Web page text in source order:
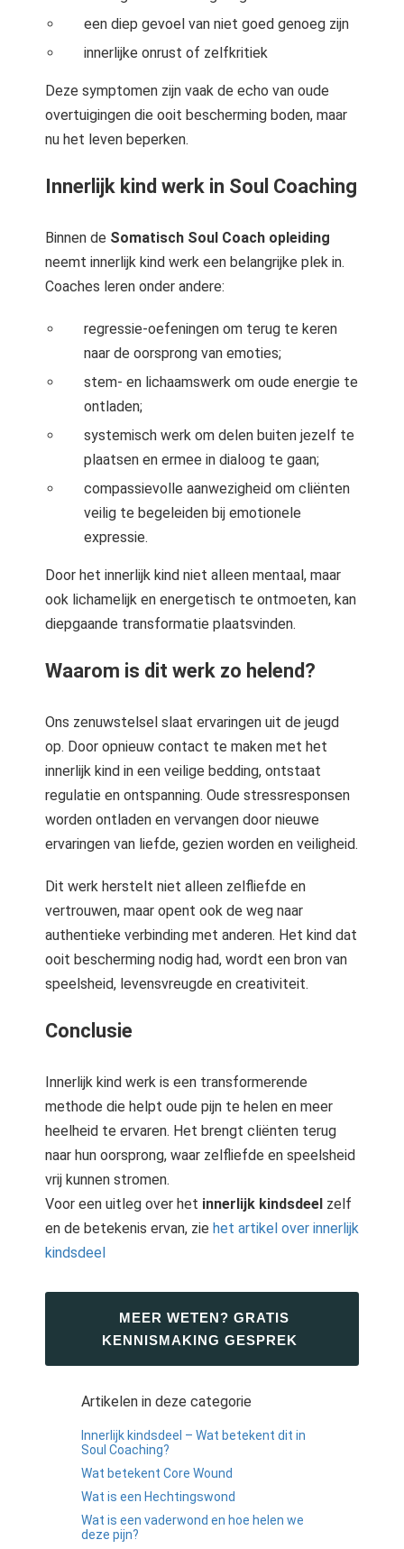
een diep gevoel van niet goed genoeg zijn
innerlijke onrust of zelfkritiek
Deze symptomen zijn vaak de echo van oude
overtuigingen die ooit bescherming boden, maar
nu het leven beperken.
Innerlijk kind werk in Soul Coaching
Binnen de Somatisch Soul Coach opleiding
neemt innerlijk kind werk een belangrijke plek in.
Coaches leren onder andere:
regressie-oefeningen om terug te keren
naar de oorsprong van emoties;
stem- en lichaamswerk om oude energie te
ontladen;
systemisch werk om delen buiten jezelf te
plaatsen en ermee in dialoog te gaan;
compassievolle aanwezigheid om cliënten
veilig te begeleiden bij emotionele
expressie.
Door het innerlijk kind niet alleen mentaal, maar
ook lichamelijk en energetisch te ontmoeten, kan
diepgaande transformatie plaatsvinden.
Waarom is dit werk zo helend?
Ons zenuwstelsel slaat ervaringen uit de jeugd
op. Door opnieuw contact te maken met het
innerlijk kind in een veilige bedding, ontstaat
regulatie en ontspanning. Oude stressresponsen
worden ontladen en vervangen door nieuwe
ervaringen van liefde, gezien worden en veiligheid.
Dit werk herstelt niet alleen zelfliefde en
vertrouwen, maar opent ook de weg naar
authentieke verbinding met anderen. Het kind dat
ooit bescherming nodig had, wordt een bron van
speelsheid, levensvreugde en creativiteit.
Conclusie
Innerlijk kind werk is een transformerende
methode die helpt oude pijn te helen en meer
heelheid te ervaren. Het brengt cliënten terug
naar hun oorsprong, waar zelfliefde en speelsheid
vrij kunnen stromen.
Voor een uitleg over het innerlijk kindsdeel zelf
en de betekenis ervan, zie het artikel over innerlijk
kindsdeel
MEER WETEN? GRATIS
KENNISMAKING GESPREK
Artikelen in deze categorie
Innerlijk kindsdeel – Wat betekent dit in
Soul Coaching?
Wat betekent Core Wound
Wat is een Hechtingswond
Wat is een vaderwond en hoe helen we
deze pijn?